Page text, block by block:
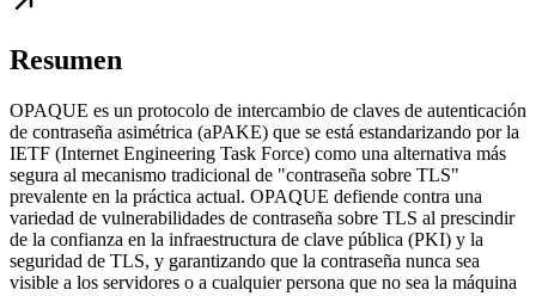
Resumen
OPAQUE es un protocolo de intercambio de claves de autenticación
de contraseña asimétrica (aPAKE) que se está estandarizando por la
IETF (Internet Engineering Task Force) como una alternativa más
segura al mecanismo tradicional de "contraseña sobre TLS"
prevalente en la práctica actual. OPAQUE defiende contra una
variedad de vulnerabilidades de contraseña sobre TLS al prescindir
de la confianza en la infraestructura de clave pública (PKI) y la
seguridad de TLS, y garantizando que la contraseña nunca sea
visible a los servidores o a cualquier persona que no sea la máquina